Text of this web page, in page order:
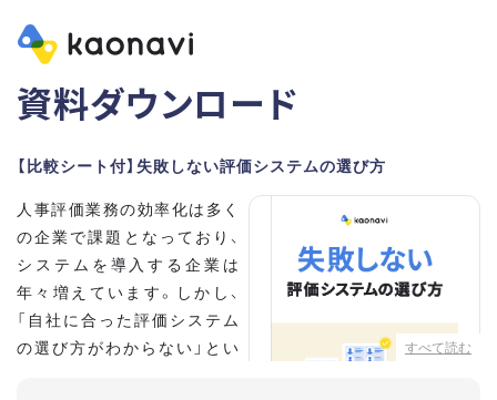
資料ダウンロード
【比較シート付】失敗しない評価システムの選び方
すべて読む
人事評価業務の効率化は多く
の企業で課題となっており、
システムを導入する企業は
年々増えています。しかし、
「自社に合った評価システム
の選び方がわからない」とい